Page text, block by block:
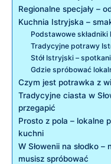
Regionalne specjały –
Kuchnia Istryjska –
Podstawowe
Tradycyjne potrawy
Stół Istryjski –
Gdzie spróbować
Czym jest potrawka z
Tradycyjne ciasta w
przegapić
Prosto z pola – lokalne
kuchni
W Słowenii na słodko
musisz spróbować